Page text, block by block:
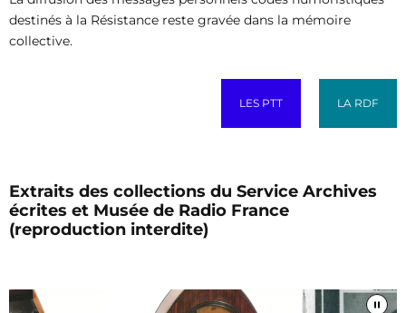
destinés à la Résistance reste gravée dans la mémoire
collective.
LES PTT LA RDF
Extraits des collections du Service Archives
écrites et Musée de Radio France
(reproduction interdite)